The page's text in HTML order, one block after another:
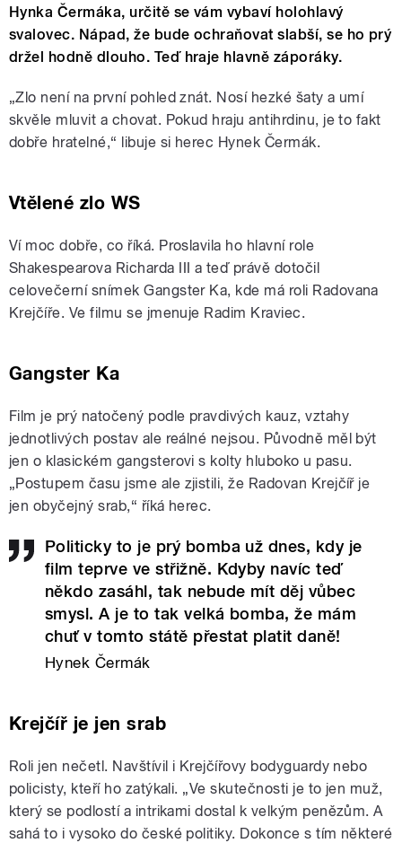
Hynka Čermáka, určitě se vám vybaví holohlavý
svalovec. Nápad, že bude ochraňovat slabší, se ho prý
držel hodně dlouho. Teď hraje hlavně záporáky.
„Zlo není na první pohled znát. Nosí hezké šaty a umí
skvěle mluvit a chovat. Pokud hraju antihrdinu, je to fakt
dobře hratelné,“ libuje si herec Hynek Čermák.
Vtělené zlo WS
Ví moc dobře, co říká. Proslavila ho hlavní role
Shakespearova Richarda III a teď právě dotočil
celovečerní snímek Gangster Ka, kde má roli Radovana
Krejčíře. Ve filmu se jmenuje Radim Kraviec.
Gangster Ka
Film je prý natočený podle pravdivých kauz, vztahy
jednotlivých postav ale reálné nejsou. Původně měl být
jen o klasickém gangsterovi s kolty hluboko u pasu.
„Postupem času jsme ale zjistili, že Radovan Krejčíř je
jen obyčejný srab,“ říká herec.
Politicky to je prý bomba už dnes, kdy je
film teprve ve střižně. Kdyby navíc teď
někdo zasáhl, tak nebude mít děj vůbec
smysl. A je to tak velká bomba, že mám
chuť v tomto státě přestat platit daně!
Hynek Čermák
Krejčíř je jen srab
Roli jen nečetl. Navštívil i Krejčířovy bodyguardy nebo
policisty, kteří ho zatýkali. „Ve skutečnosti je to jen muž,
který se podlostí a intrikami dostal k velkým penězům. A
sahá to i vysoko do české politiky. Dokonce s tím některé